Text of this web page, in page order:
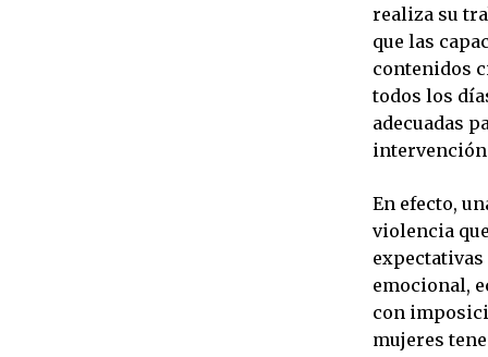
realiza su
que las
contenidos
todos los
adecuadas
En efecto,
violencia
emocional,
con
mujeres